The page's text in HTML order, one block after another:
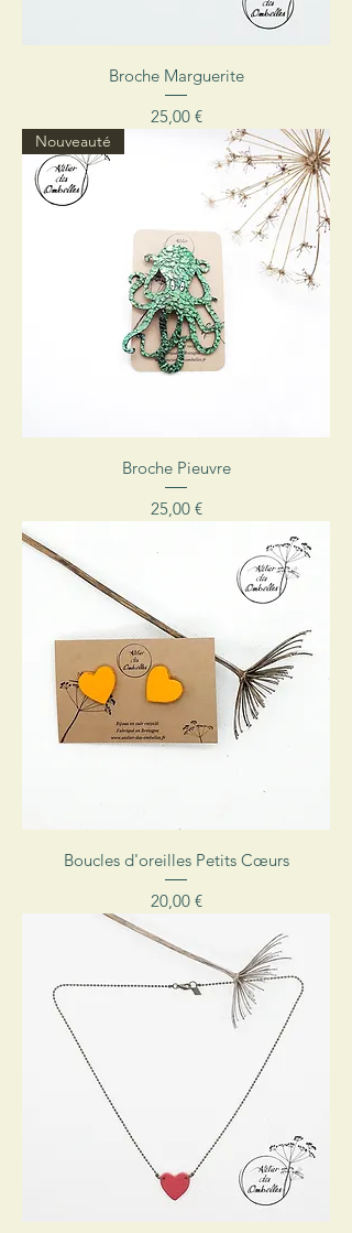
Broche Marguerite
Prix
25,00 €
Nouveauté
Broche Pieuvre
Prix
25,00 €
Boucles d'oreilles Petits Cœurs
Prix
20,00 €